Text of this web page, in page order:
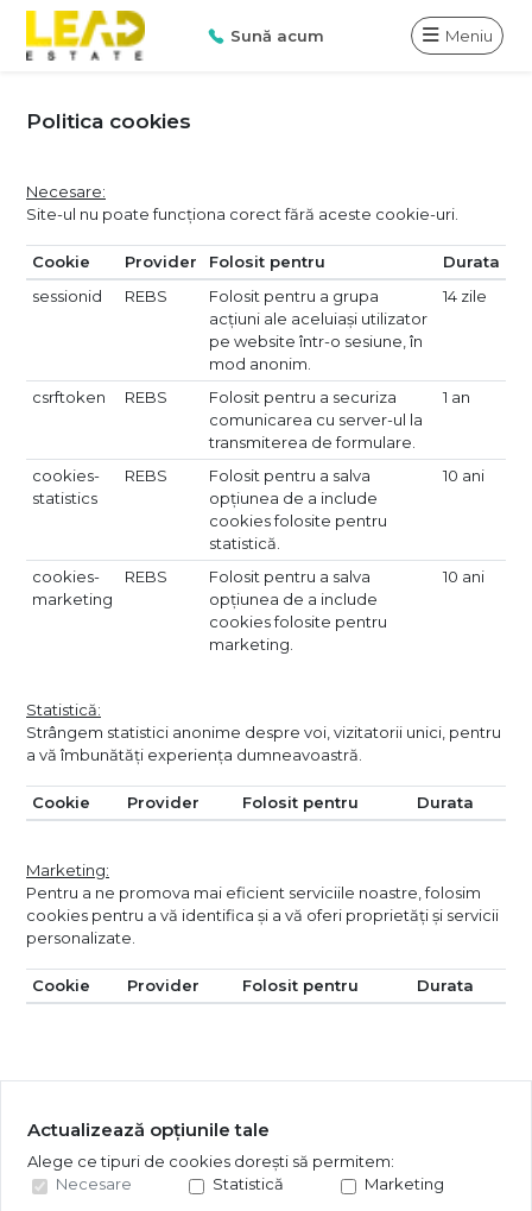
Sună acum Meniu
Politica cookies
Necesare:
Site-ul nu poate funcționa corect fără aceste cookie-uri.
Cookie Provider Folosit pentru
Durata
sessionid
REBS
Folosit pentru a grupa
acțiuni ale aceluiași utilizator
pe website într-o sesiune, în
mod anonim.
14 zile
csrftoken REBS
Folosit pentru a securiza
comunicarea cu server-ul la
transmiterea de formulare.
1 an
cookies-
statistics
REBS
Folosit pentru a salva
opțiunea de a include
cookies folosite pentru
statistică.
10 ani
cookies-
marketing
REBS
Folosit pentru a salva
opțiunea de a include
cookies folosite pentru
marketing.
10 ani
Statistică:
Strângem statistici anonime despre voi, vizitatorii unici, pentru
a vă îmbunătăți experiența dumneavoastră.
Cookie Provider Folosit pentru Durata
Marketing:
Pentru a ne promova mai eficient serviciile noastre, folosim
cookies pentru a vă identifica și a vă oferi proprietăți și servicii
personalizate.
Cookie Provider Folosit pentru Durata
Actualizează opțiunile tale
Alege ce tipuri de cookies dorești să permitem:
Necesare
Statistică Marketing